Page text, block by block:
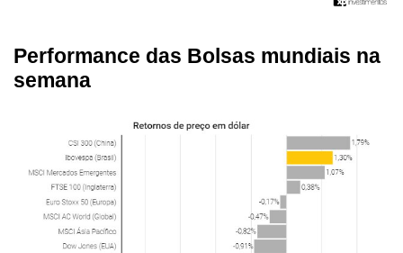
Performance das Bolsas mundiais na
semana